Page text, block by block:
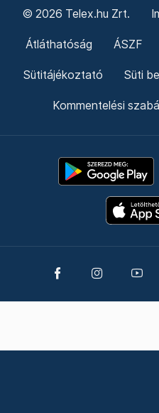
© 2026 Telex.hu Zrt.
Átláthatóság ÁSZF
Sütitájékoztató Süti
Kommentelési